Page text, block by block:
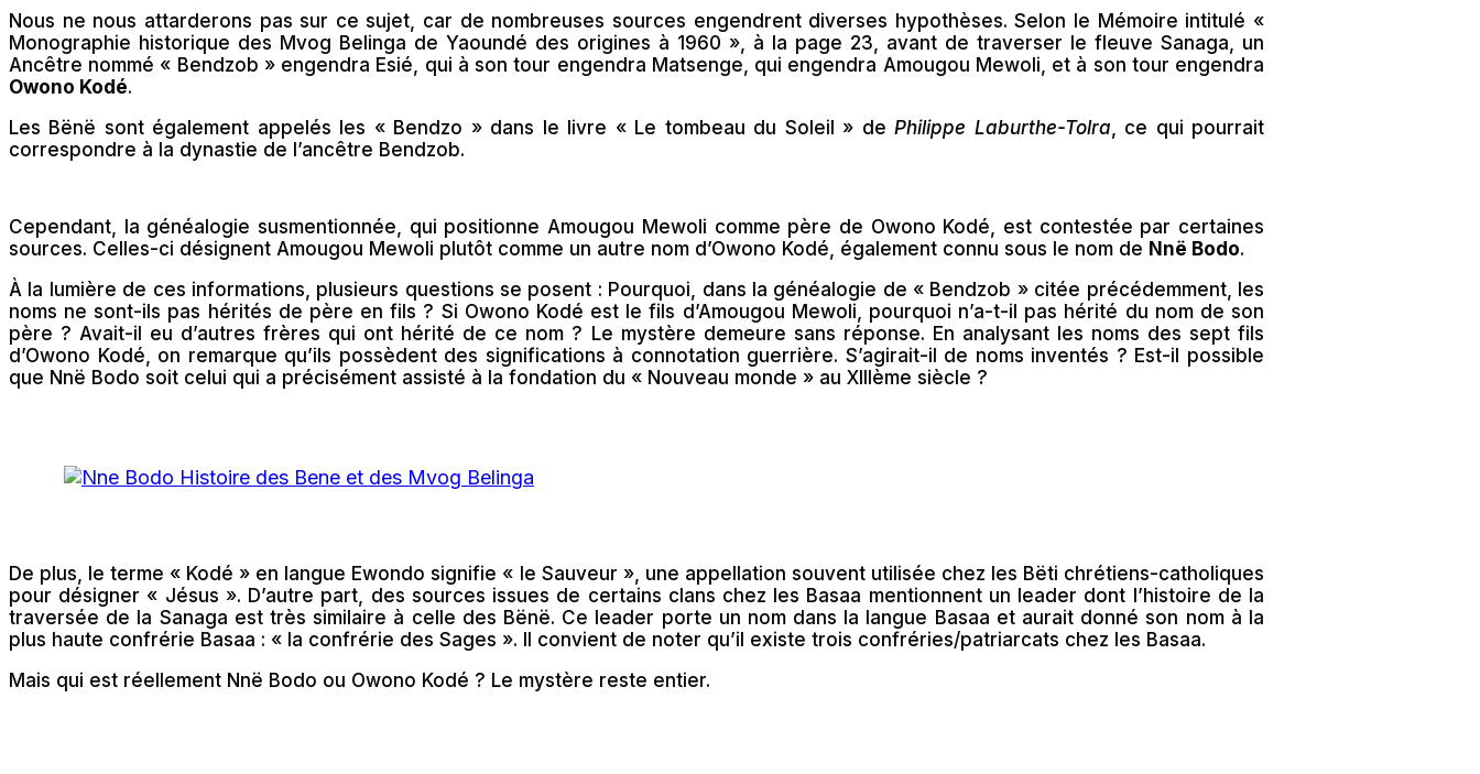
Nous ne nous attarderons pas sur ce sujet, car de nombreuses sources engendrent diverses hypothèses. Selon le Mémoire intitulé «
Monographie historique des Mvog Belinga de Yaoundé des origines à 1960 », à la page 23, avant de traverser le fleuve Sanaga, un
Ancêtre nommé « Bendzob » engendra Esié, qui à son tour engendra Matsenge, qui engendra Amougou Mewoli, et à son tour engendra
Owono Kodé.
Les Bënë sont également appelés les « Bendzo » dans le livre « Le tombeau du Soleil » dePhilippe Laburthe-Tolra, ce qui pourrait
correspondre à la dynastie de l’ancêtre Bendzob.
Cependant, la généalogie susmentionnée, qui positionne Amougou Mewoli comme père de Owono Kodé, est contestée par certaines
sources. Celles-ci désignent Amougou Mewoli plutôt comme un autre nom d’Owono Kodé, également connu sous le nom de Nnë Bodo.
À la lumière de ces informations, plusieurs questions se posent : Pourquoi, dans la généalogie de « Bendzob » citée précédemment, les
noms ne sont-ils pas hérités de père en fils ? Si Owono Kodé est le fils d’Amougou Mewoli, pourquoi n’a-t-il pas hérité du nom de son
père ? Avait-il eu d’autres frères qui ont hérité de ce nom ? Le mystère demeure sans réponse. En analysant les noms des sept fils
d’Owono Kodé, on remarque qu’ils possèdent des significations à connotation guerrière. S’agirait-il de noms inventés ? Est-il possible
que Nnë Bodo soit celui qui a précisément assisté à la fondation du « Nouveau monde » au XIIIème siècle ?
De plus, le terme « Kodé » en langue Ewondo signifie « le Sauveur », une appellation souvent utilisée chez les Bëti chrétiens-catholiques
pour désigner « Jésus ». D’autre part, des sources issues de certains clans chez les Basaa mentionnent un leader dont l’histoire de la
traversée de la Sanaga est très similaire à celle des Bënë. Ce leader porte un nom dans la langue Basaa et aurait donné son nom à la
plus haute confrérie Basaa : « la confrérie des Sages ». Il convient de noter qu’il existe trois confréries/patriarcats chez les Basaa.
Mais qui est réellement Nnë Bodo ou Owono Kodé ? Le mystère reste entier.